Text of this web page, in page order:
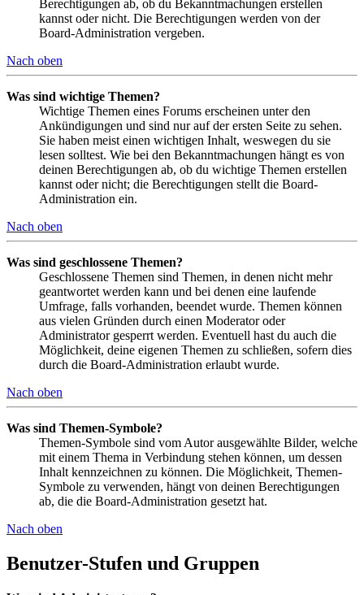
Berechtigungen ab, ob du Bekanntmachungen erstellen
kannst oder nicht. Die Berechtigungen werden von der
Board-Administration vergeben.
Nach oben
Was sind wichtige Themen?
Wichtige Themen eines Forums erscheinen unter den
Ankündigungen und sind nur auf der ersten Seite zu sehen.
Sie haben meist einen wichtigen Inhalt, weswegen du sie
lesen solltest. Wie bei den Bekanntmachungen hängt es von
deinen Berechtigungen ab, ob du wichtige Themen erstellen
kannst oder nicht; die Berechtigungen stellt die Board-
Administration ein.
Nach oben
Was sind geschlossene Themen?
Geschlossene Themen sind Themen, in denen nicht mehr
geantwortet werden kann und bei denen eine laufende
Umfrage, falls vorhanden, beendet wurde. Themen können
aus vielen Gründen durch einen Moderator oder
Administrator gesperrt werden. Eventuell hast du auch die
Möglichkeit, deine eigenen Themen zu schließen, sofern dies
durch die Board-Administration erlaubt wurde.
Nach oben
Was sind Themen-Symbole?
Themen-Symbole sind vom Autor ausgewählte Bilder, welche
mit einem Thema in Verbindung stehen können, um dessen
Inhalt kennzeichnen zu können. Die Möglichkeit, Themen-
Symbole zu verwenden, hängt von deinen Berechtigungen
ab, die die Board-Administration gesetzt hat.
Nach oben
Benutzer-Stufen und Gruppen